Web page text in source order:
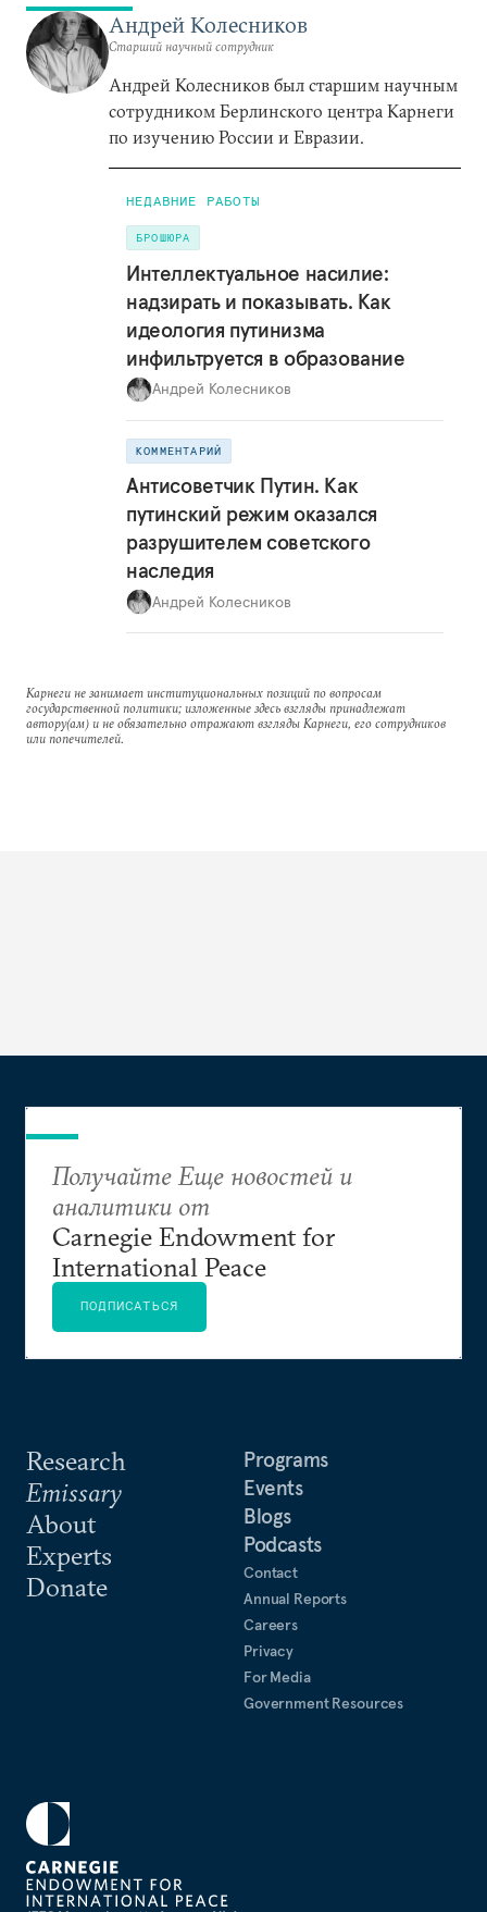
Андрей Колесников
Старший научный сотрудник
Андрей Колесников был старшим научным
сотрудником Берлинского центра Карнеги
по изучению России и Евразии.
НЕДАВНИЕ РАБОТЫ
БРОШЮРА
Интеллектуальное насилие:
надзирать и показывать. Как
идеология путинизма
инфильтруется в образование
Андрей Колесников
КОММЕНТАРИЙ
Антисоветчик Путин. Как
путинский режим оказался
разрушителем советского
наследия
Андрей Колесников
Карнеги не занимает институциональных позиций по вопросам
государственной политики; изложенные здесь взгляды принадлежат
автору(ам) и не обязательно отражают взгляды Карнеги, его сотрудников
или попечителей.
Research
Emissary
About
Experts
Donate
Programs
Events
Blogs
Podcasts
Contact
Annual Reports
Careers
Privacy
For Media
Government Resources
Получайте Еще новостей и
аналитики от
Carnegie Endowment for
International Peace
ПОДПИСАТЬСЯ